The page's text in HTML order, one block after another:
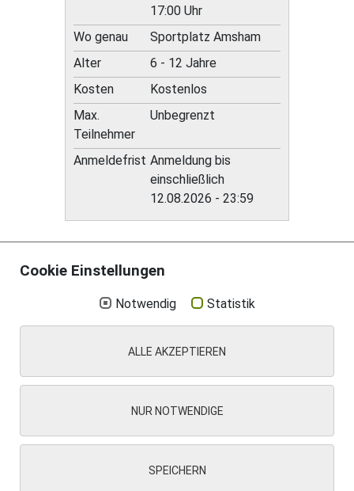
17:00 Uhr
Wo genau
Sportplatz Amsham
Alter
6 - 12 Jahre
Kosten
Kostenlos
Max.
Teilnehmer
Unbegrenzt
Anmeldefrist Anmeldung bis
einschließlich
12.08.2026 - 23:59
Impressum Datenschutz
Kontakt
Cookie Einstellungen
Cookie Einstellungen
Notwendig Statistik
ALLE AKZEPTIEREN
NUR NOTWENDIGE
SPEICHERN